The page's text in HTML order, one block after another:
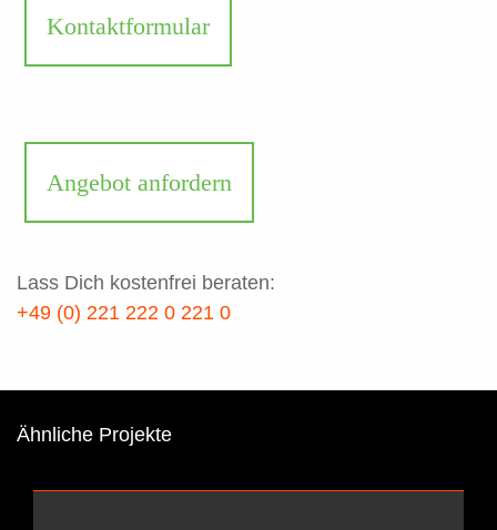
Kontaktformular
Angebot anfordern
Lass Dich kostenfrei beraten:
+49 (0) 221 222 0 221 0
Ähnliche Projekte